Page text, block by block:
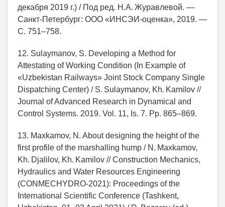
декабря 2019 г.) / Под ред. Н.А. Журавлевой. —
Санкт-Петербург: OOO «ИНСЭИ-оценка», 2019. —
С. 751–758.
12. Sulaymanov, S. Developing a Method for
Attestating of Working Condition (In Example of
«Uzbekistan Railways» Joint Stock Company Single
Dispatching Center) / S. Sulaymanov, Kh. Kamilov //
Journal of Advanced Research in Dynamical and
Control Systems. 2019. Vol. 11, Is. 7. Pp. 865–869.
13. Maxkamov, N. About designing the height of the
first profile of the marshalling hump / N. Maxkamov,
Kh. Djalilov, Kh. Kamilov // Construction Mechanics,
Hydraulics and Water Resources Engineering
(CONMECHYDRO‑2021): Proceedings of the
International Scientific Conference (Tashkent,